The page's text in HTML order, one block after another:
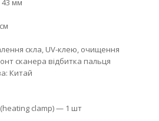
мм
скла, UV-клею, очищення
сканера відбитка пальця
Китай
clamp) — 1 шт